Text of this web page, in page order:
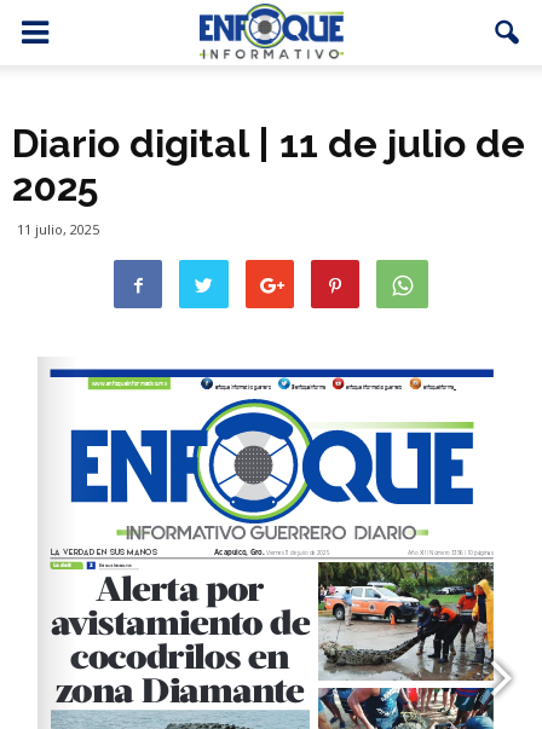
Diario digital | 11 de julio de
2025
11 julio, 2025